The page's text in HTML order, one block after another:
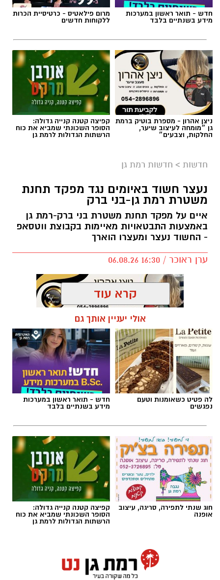
קבוצת כנען רמת-גן, שנחנך ב-1993, עובר בימים
אלו שיפוץ משמעותי לקראת עונת המשחקים
והבעלים של המועדון אבי גבאי הנאמדת בכשני
מיליון ש״ח.
במסגרת השיפוץ, יוחלפו כל המושבים על הפרקט
ובמקומם יותקנו יציעים חדשים. יציע ה-VIP עובר
צד וימוקם בצד בו היו ממוקמים שולחן המזכירות
וספסלי הקבוצות. אלה עוברים לצד השני מתחת
הטלוויזיה. גם משני צידי הפרקט מאחורי הסלים
מטרת השינוי היא להעניק לאוהדים חוויית משחק
נעימה והיא מתבצע תודות לתמיכת ראש העיר,
כרמל שאמה הכהן ובהובלת מנכ״ל רשות הספורט
העירונית ר״ג, רוני יהודה. בזכות השינוי המתבצע
תגדל כמות המקומות ביציעים על הפרקט בכ-200
מקומות.
צילום באדיבות מכבי קבוצת כנען רמת-גן
חדש - תואר ראשון במערכות
מידע בשנתיים בלבד
מרום פילאטיס - כרטיסיית הכרות
ללקוחות חדשים
ניצן אהרון - מספרת בוטיק ברמת
גן ״מומחה לעיצוב שיער,
החלקות, וצבעים״
קפיצה קטנה קנייה גדולה:
הסופר השכונתי שמביא את כוח
הרשתות הגדולות לרמת גן
חדשות > חדשות רמת גן
נעצר חשוד באיומים נגד מפקד תחנת
משטרת רמת גן-בני ברק
איים על מפקד תחנת משטרת בני ברק-רמת גן
באמצעות התבטאויות מאיימות בקבוצת ווטסאפ
- החשוד נעצר ומעצרו הוארך
ערן ראוכר / 16:30 06.08.26
תגים:משטרת ישראל, משטרת רמת גן
צילום: דוברות המשטרה
תחנת משטרת רמת גן - בני ברק עלתה בשבועות
שוב. חוקרי תחנת מסובים פתחו בחקירה עם קבלת
מידע אודות התבטאויות מאיימות שפורסמו בקבוצת
קרא עוד
אולי יעניין אותך גם
לה פטיט כשאומנות וטעם
נפגשים
חדש - תואר ראשון במערכות
מידע בשנתיים בלבד
חוג שנתי לתפירה, סריגה, עיצוב
אופנה
קפיצה קטנה קנייה גדולה:
הסופר השכונתי שמביא את כוח
הרשתות הגדולות לרמת גן